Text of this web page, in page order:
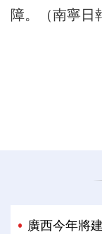
障。（南寧日
廣西今年將